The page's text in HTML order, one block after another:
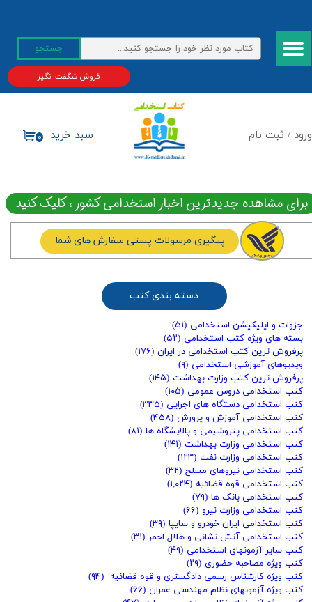
ورود / ثبت نام
حساب کاربری من
تغییر گذر واژه
سفارشات
جستجو
۰ سبد خرید
فروش شگفت انگیز
برای مشاهده جدیدترین اخبار استخدامی کشور ، کلیک کنید
پیگیری مرسولات پستی سفارش های شما
جزوات و اپلیکیشن استخدامی (۵۱)
بسته های ویژه کتب استخدامی (۵۲)
پرفروش ترین کتب استخدامی در ایران (۱۷۶)
ویدیوهای آموزشی استخدامی (۹)
پرفروش ترین کتب وزارت بهداشت (۱۴۵)
کتب استخدامی دروس عمومی (۱۰۵)
کتب استخدامی دستگاه های اجرایی (۳۳۵)
کتب استخدامی آموزش و پرورش (۴۵۸)
کتب استخدامی پتروشیمی و پالایشگاه ها (۸۱)
کتب استخدامی وزارت بهداشت (۱۴۱)
کتب استخدامی وزارت نفت (۱۲۳)
کتب استخدامی نیروهای مسلح (۳۲)
کتب استخدامی قوه قضائیه (۱,۰۲۴)
کتب استخدامی بانک ها (۷۹)
کتب استخدامی وزارت نیرو (۶۶)
کتب استخدامی ایران خودرو و سایپا (۳۹)
کتب استخدامی آتش نشانی و هلال احمر (۳۱)
کتب سایر آزمونهای استخدامی (۴۹)
کتب ویژه مصاحبه حضوری (۲۹)
کتب ویژه کارشناس رسمی دادگستری و قوه قضائیه (۹۴)
کتب ویژه آزمونهای نظام مهندسی عمران (۶۶)
دسته بندی کتب